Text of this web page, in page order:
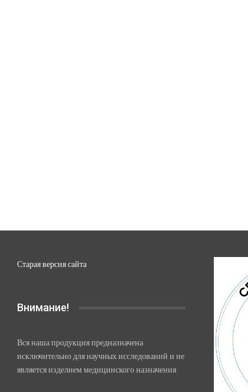
Старая версия сайта
Внимание!
Вся наша продукция предназначена
исключительно для научных исследований и не
является изделием медицинского назначения